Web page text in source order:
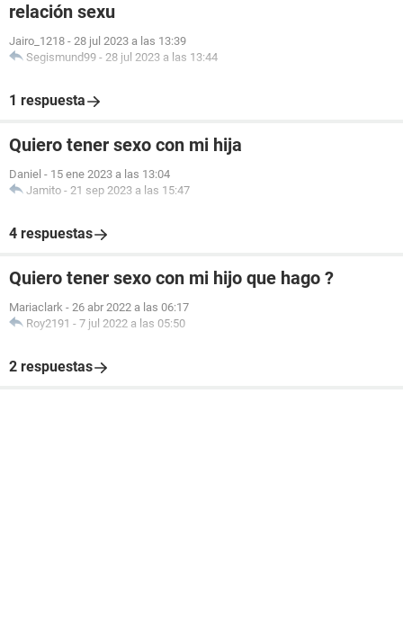
relación sexu
Jairo_1218 - 28 jul 2023 a las 13:39
Segismund99 - 28 jul 2023 a las 13:44
1 respuesta
Quiero tener sexo con mi hija
Daniel - 15 ene 2023 a las 13:04
Jamito - 21 sep 2023 a las 15:47
4 respuestas
Quiero tener sexo con mi hijo que hago ?
Mariaclark - 26 abr 2022 a las 06:17
Roy2191 - 7 jul 2022 a las 05:50
2 respuestas